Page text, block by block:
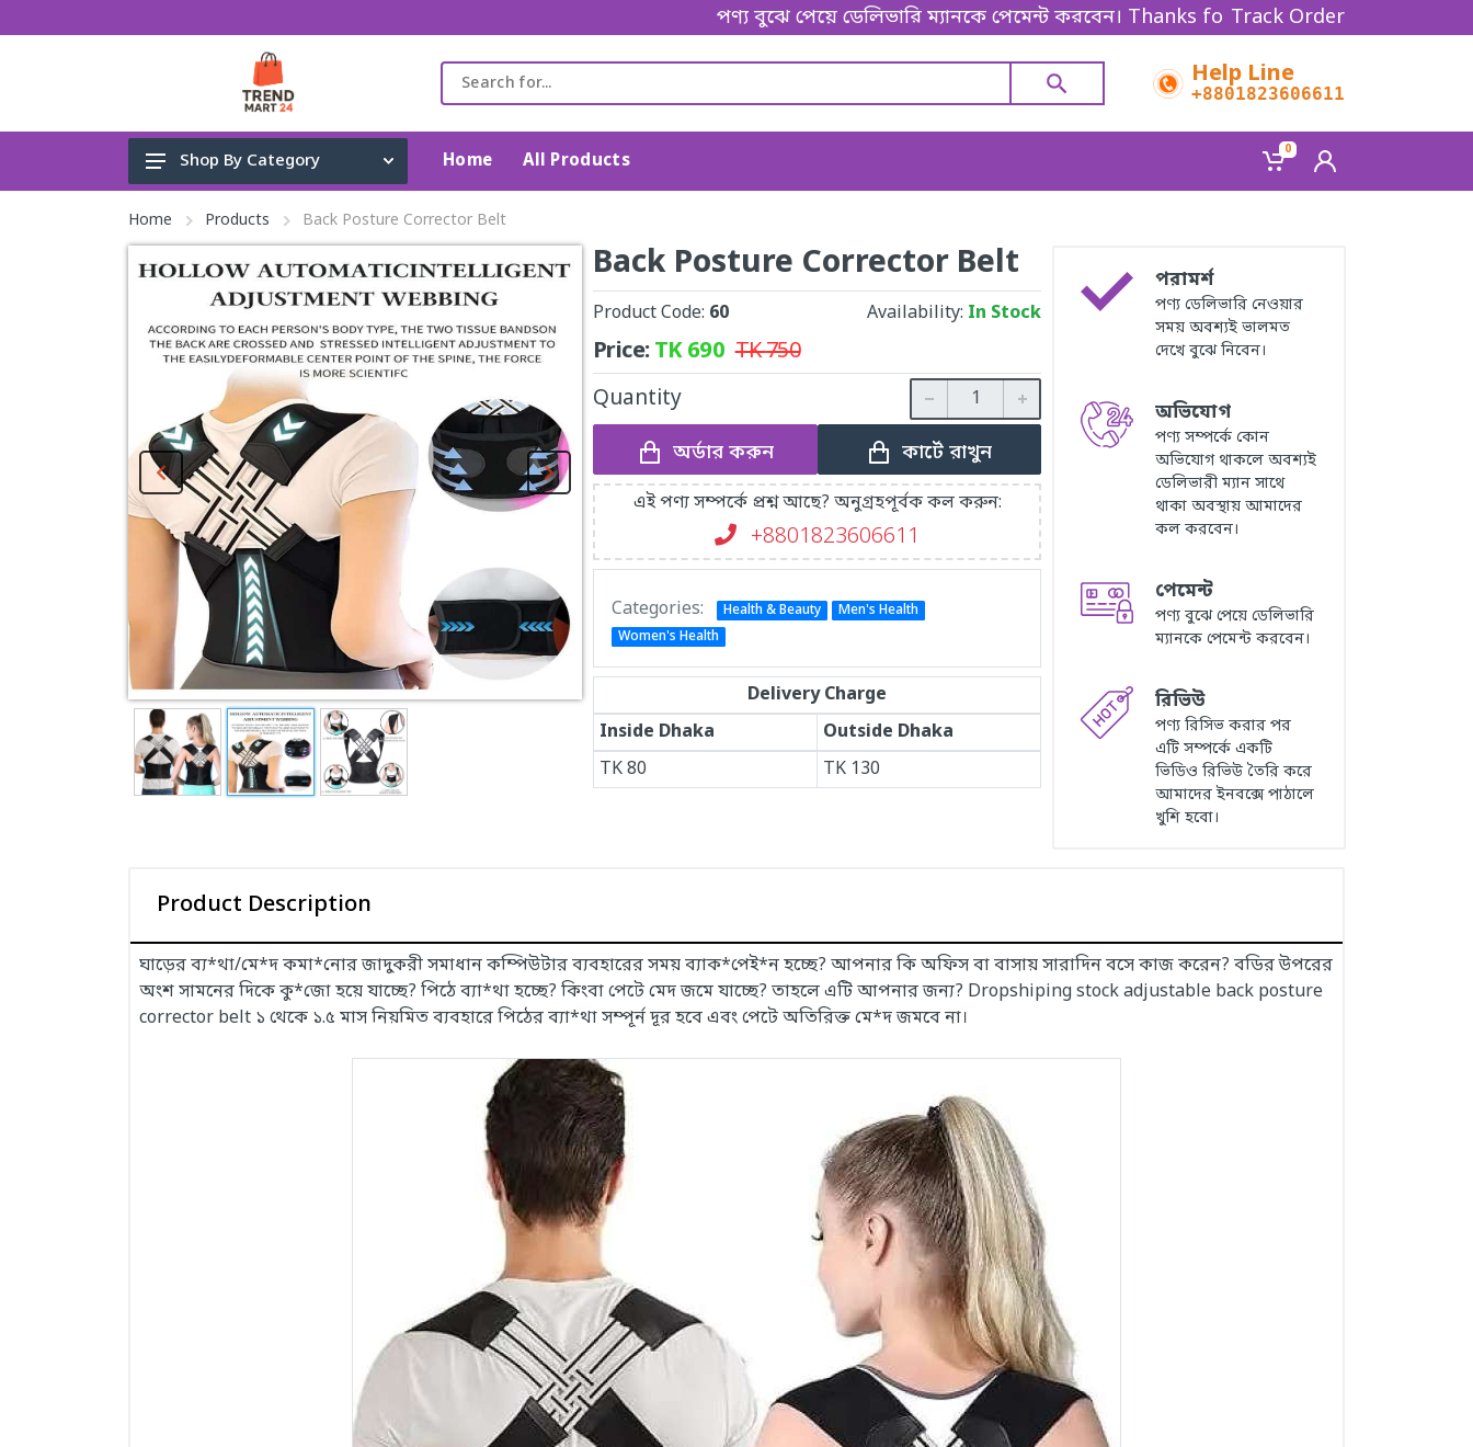
পণ্য বুঝে পেয়ে ডেলিভারি ম্যানকে পেমেন্ট করবেন। Thanks for shopping!Track Order
Help Line
+8801823606611
Gadget & Electronics
Cleaning Supplies
Toys, Kids & Baby
Accessories
Home Appliance
Fashion & Lifestyle
Health & Beauty
View All Categories
Shop By Category Home All Products
0
Home Products Back Posture Corrector Belt
Back Posture Corrector Belt
Product Code: 60 Availability: In Stock
Price:TK690 TK750
Quantity
অর্ডার করুন কার্টে রাখুন
এই পণ্য সম্পর্কে প্রশ্ন আছে? অনুগ্রহপূর্বক কল করুন:
+8801823606611
Categories: Health & Beauty
Men's Health
Women's Health
Delivery Charge
Inside Dhaka
Outside Dhaka
TK80 TK 130
পরামর্শ
পণ্য ডেলিভারি নেওয়ার
সময় অবশ্যই ভালমত
দেখে বুঝে নিবেন।
অভিযোগ
পণ্য সম্পর্কে কোন
অভিযোগ থাকলে অবশ্যই
ডেলিভারী ম্যান সাথে
থাকা অবস্থায় আমাদের
কল করবেন।
পেমেন্ট
পণ্য বুঝে পেয়ে ডেলিভারি
ম্যানকে পেমেন্ট করবেন।
রিভিউ
পণ্য রিসিভ করার পর
এটি সম্পর্কে একটি
ভিডিও রিভিউ তৈরি করে
আমাদের ইনবক্সে পাঠালে
খুশি হবো।
Product Description
ঘাড়ের ব্য*থা/মে*দ কমা*নোর জাদুকরী সমাধান কম্পিউটার ব্যবহারের সময় ব্যাক*পেই*ন হচ্ছে? আপনার কি অফিস বা বাসায় সারাদিন বসে কাজ করেন? বডির উপরের
অংশ সামনের দিকে কু*জো হয়ে যাচ্ছে? পিঠে ব্যা*থা হচ্ছে? কিংবা পেটে মেদ জমে যাচ্ছে? তাহলে এটি আপনার জন্য? Dropshiping stock adjustable back posture
corrector belt ১ থেকে ১.৫ মাস নিয়মিত ব্যবহারে পিঠের ব্যা*থা সম্পূর্ন দূর হবে এবং পেটে অতিরিক্ত মে*দ জমবে না।